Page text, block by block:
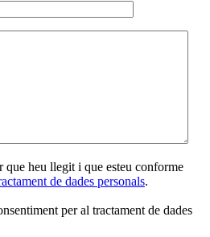
que heu llegit i que esteu conforme
de dades personals.
per al tractament de dades